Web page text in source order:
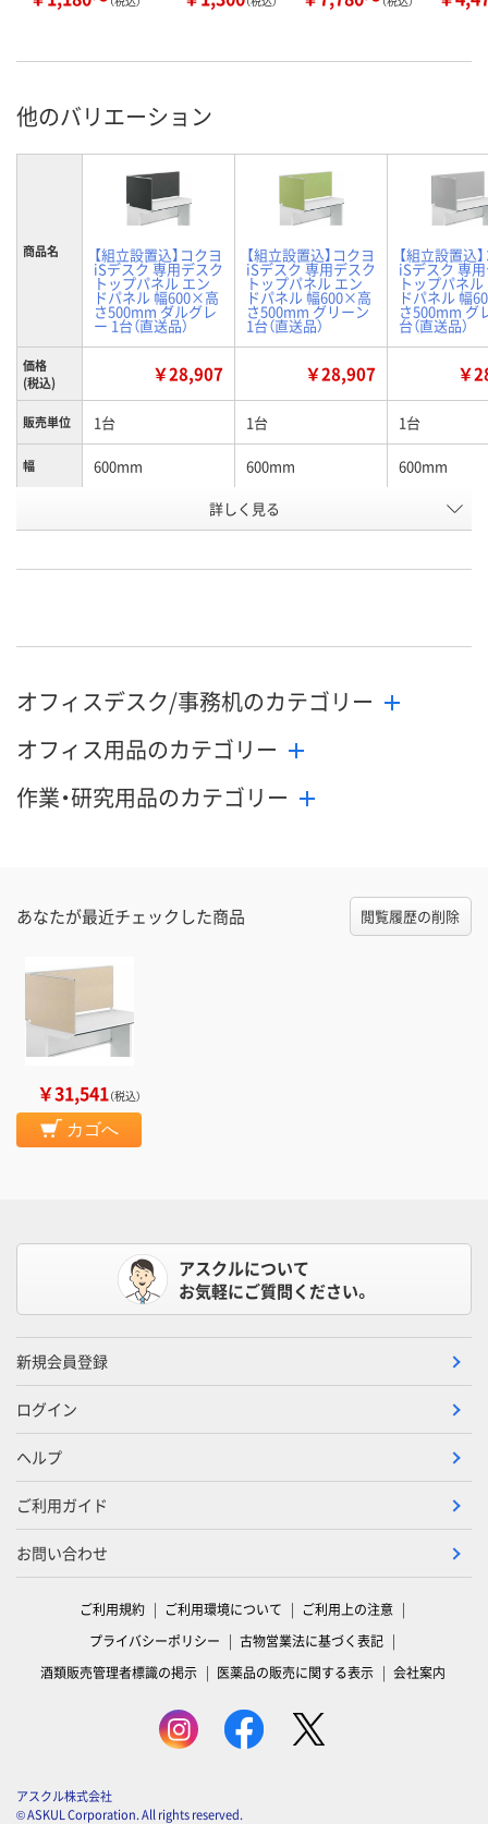
他のバリエーション
商品名 【組立設置込】コクヨ
iSデスク 専用デスク
トップパネル エン
ドパネル 幅600×高
さ500mm ダルグレ
ー 1台（直送品）
【組立設置込】コクヨ
iSデスク 専用デスク
トップパネル エン
ドパネル 幅600×高
さ500mm グリーン
1台（直送品）
【組立設置込
iSデスク 専
トップパネ
ドパネル 幅
さ500mm グ
台（直送品）
価格
(税込)
￥28,907 ￥28,907 ￥
販売単位 1台 1台 1台
幅 600mm 600mm 600mm
ホワイトグリーン ホワイトグ
号
お届け日 9月17日（木）まで 9月17日（木）まで 9月17日（木）
数量
カゴへ
数量
カゴへ
数量
詳しく見る
オフィスデスク/事務机のカテゴリー
オフィス用品のカテゴリー
作業・研究用品のカテゴリー
あなたが最近チェックした商品 閲覧履歴の削除
￥31,541（税込）
カゴへ
アスクルについて
お気軽にご質問ください。
新規会員登録
ログイン
ヘルプ
ご利用ガイド
お問い合わせ
ご利用規約 ご利用環境について
ご利用上の注意
プライバシーポリシー
古物営業法に基づく表記
酒類販売管理者標識の掲示
医薬品の販売に関する表示 会社案内
アスクル株式会社
© ASKUL Corporation. All rights reserved.